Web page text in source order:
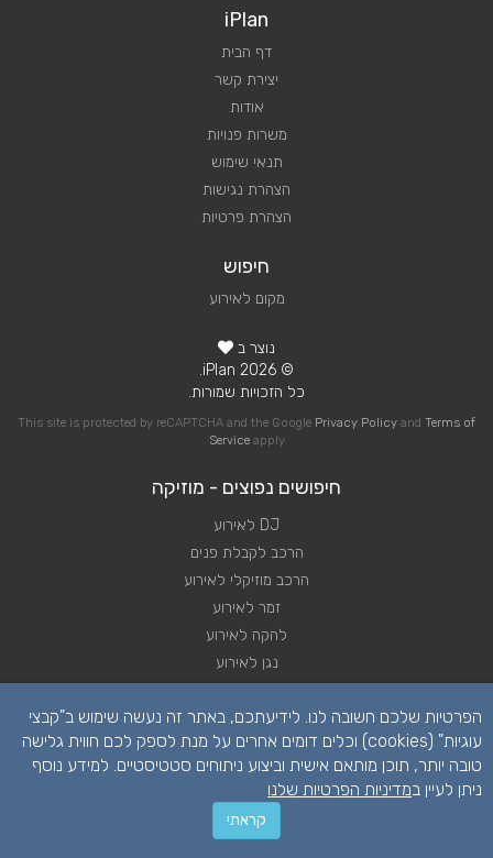
iPlan
דף הבית
יצירת קשר
אודות
משרות פנויות
תנאי שימוש
הצהרת נגישות
הצהרת פרטיות
חיפוש
מקום לאירוע
נוצר ב
© 2026 iPlan.
כל הזכויות שמורות.
This site is protected by reCAPTCHA and the Google Privacy Policy and Terms of
Serviceapply
חיפושים נפוצים - מוזיקה
DJ לאירוע
הרכב לקבלת פנים
הרכב מוזיקלי לאירוע
זמר לאירוע
להקה לאירוע
נגן לאירוע
תקליטן לאירוע
הפרטיות שלכם חשובה לנו. לידיעתכם, באתר זה נעשה שימוש ב"קבצי
עוגיות" (cookies) וכלים דומים אחרים על מנת לספק לכם חווית גלישה
טובה יותר, תוכן מותאם אישית וביצוע ניתוחים סטטיסטיים. למידע נוסף
ניתן לעיין במדיניות הפרטיות שלנו
קראתי